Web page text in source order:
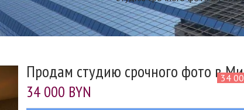
34
Продам студию срочного фото в
34 000 BYN